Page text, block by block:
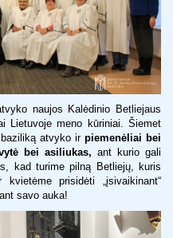
naujos Kalėdinio Betliejaus
Lietuvoje meno kūriniai. Šiemet
atvyko ir piemenėliai bei
bei asiliukas, ant kurio gali
kad turime pilną Betliejų, kuris
prisidėti „įsivaikinant“
savo auka!